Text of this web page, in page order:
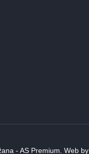
- AS Premium. Web by